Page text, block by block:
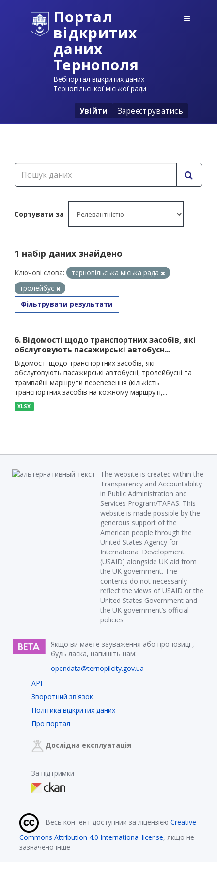
Портал
відкритих
даних
Тернополя
Вебпортал відкритих даних
Тернопільської міської ради
Увійти Зареєструватись
Сортувати за
1 набір даних знайдено
Ключові слова:
тернопільська міська рада
тролейбус
Фільтрувати результати
6. Відомості щодо транспортних засобів, які
обслуговують пасажирські автобусн...
Відомості щодо транспортних засобів, які
обслуговують пасажирські автобусні, тролейбусні та
трамвайні маршрути перевезення (кількість
транспортних засобів на кожному маршруті,...
XLSX
The website is created within the
Transparency and Accountability
in Public Administration and
Services Program/TAPAS. This
website is made possible by the
generous support of the
American people through the
United States Agency for
International Development
(USAID) alongside UK aid from
the UK government. The
contents do not necessarily
reflect the views of USAID or the
United States Government and
the UK government’s official
policies.
Якщо ви маєте зауваження або пропозиції,
будь ласка, напишіть нам:
opendata@ternopilcity.gov.ua
API
Зворотний зв'язок
Політика відкритих даних
Про портал
Дослідна експлуатація
За підтримки
Весь контент доступний за ліцензією Creative
Commons Attribution 4.0 International license, якщо не
зазначено інше